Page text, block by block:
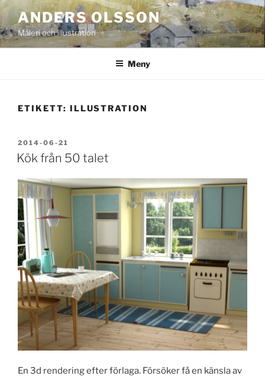
Hoppa
innehåll
ANDERS OLSSON
Måleri och illustration
Meny
ETIKETT: ILLUSTRATION
PUBLICERAT
2014-06-21
Kök från 50 talet
En 3d rendering efter förlaga. Försöker få en känsla av